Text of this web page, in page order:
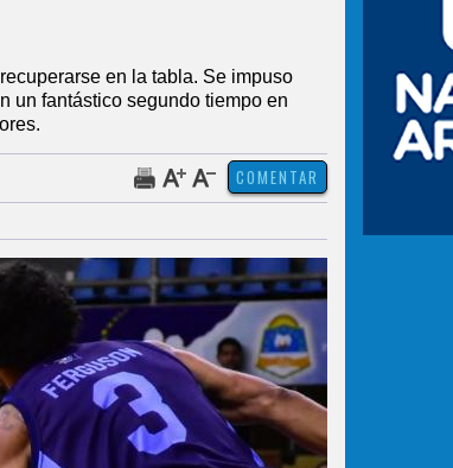
en la tabla. Se impuso
un fantástico segundo tiempo en